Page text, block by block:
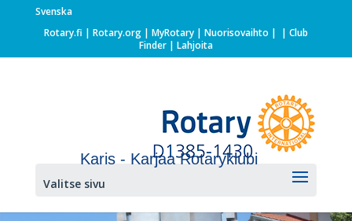
Svenska
Rotary.fi | Rotary.org| MyRotary | Nuorisovaihto | | Club
Finder| Lahjoita
Karis - Karjaa Rotaryklubi
Valitse sivu